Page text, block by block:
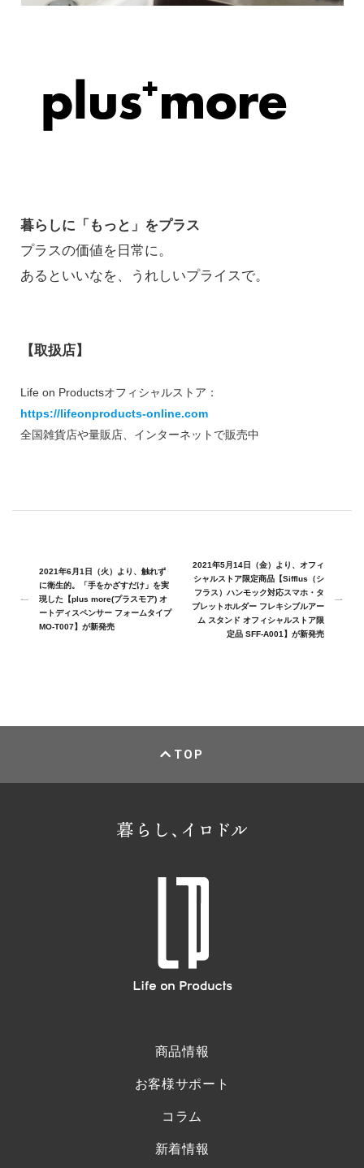
暮らしに「もっと」をプラス
プラスの価値を日常に。
あるといいなを、うれしいプライスで。
【取扱店】
Life on Productsオフィシャルストア：
https://lifeonproducts-online.com
全国雑貨店や量販店、インターネットで販売中
2021年6⽉1⽇（火）より、触れず
に衛生的。「手をかざすだけ」を実
現した【plus more(プラスモア) オ
ートディスペンサー フォームタイプ
MO-T007】が新発売
2021年5⽉14⽇（金）より、オフィ
シャルストア限定商品【Sifflus（シ
フラス）ハンモック対応スマホ・タ
ブレットホルダー フレキシブルアー
ム スタンド オフィシャルストア限
定品 SFF-A001】が新発売
TOP
商品情報
お客様サポート
コラム
新着情報